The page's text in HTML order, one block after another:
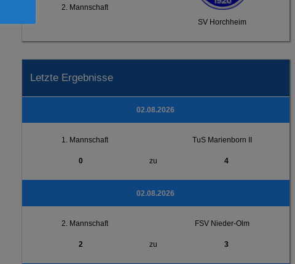
2. Mannschaft
SV Horchheim
Letzte Ergebnisse
02.08.2026
1. Mannschaft TuS Marienborn II
0 zu 4
02.08.2026
2. Mannschaft FSV Nieder-Olm
2 zu 3